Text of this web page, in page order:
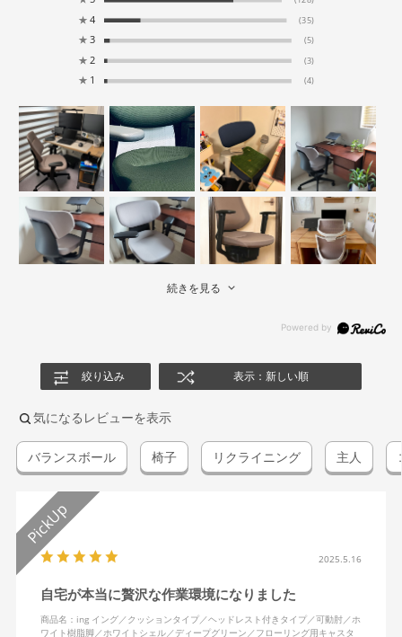
★ 4 (35)
★ 3 (5)
★ 2 (3)
★ 1 (4)
続きを見る
絞り込み 表示：新しい順
気になるレビューを表示
バランスボール 椅子 リクライニング 主人
2025.5.16
自宅が本当に贅沢な作業環境になりました
商品名：ing イング／クッションタイプ／ヘッドレスト付きタイプ／可動肘／ホ
ワイト樹脂脚／ホワイトシェル／ディープグリーン／フローリング用キャスタ